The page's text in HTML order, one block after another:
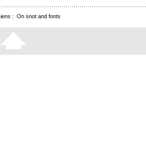
Liens : On snot and fonts